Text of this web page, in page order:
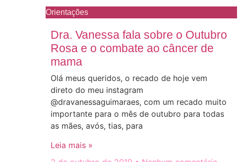
Orientações
Dra. Vanessa fala sobre o Outubro
Rosa e o combate ao câncer de
mama
Olá meus queridos, o recado de hoje vem
direto do meu instagram
@dravanessaguimaraes, com um recado muito
importante para o mês de outubro para todas
as mães, avós, tias, para
Leia mais »